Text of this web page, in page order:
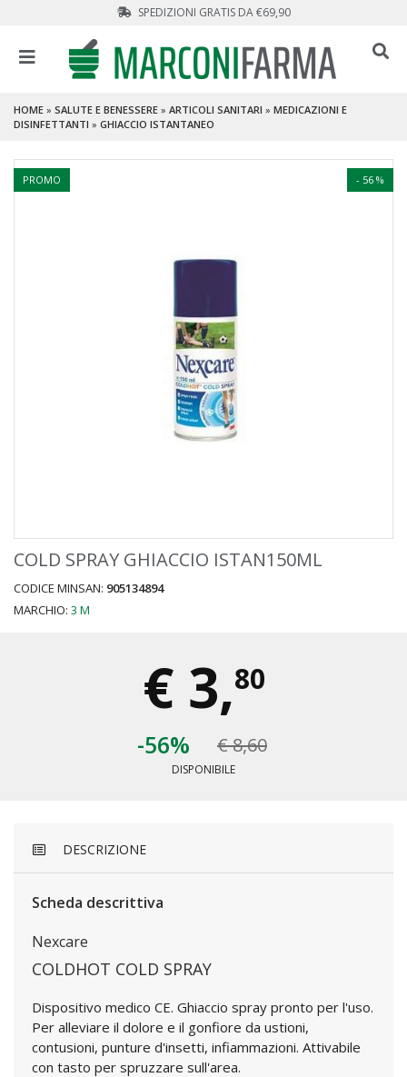
SPEDIZIONI GRATIS DA €69,90
HOME » SALUTE E BENESSERE » ARTICOLI SANITARI » MEDICAZIONI E
DISINFETTANTI » GHIACCIO ISTANTANEO
- 56 %
PROMO
COLD SPRAY GHIACCIO ISTAN150ML
CODICE MINSAN: 905134894
MARCHIO: 3 M
€ 3,80
-56% € 8,60
DISPONIBILE
DESCRIZIONE
Scheda descrittiva
Nexcare
COLDHOT COLD SPRAY
Dispositivo medico CE. Ghiaccio spray pronto per l'uso.
Per alleviare il dolore e il gonfiore da ustioni,
contusioni, punture d'insetti, infiammazioni. Attivabile
con tasto per spruzzare sull'area.